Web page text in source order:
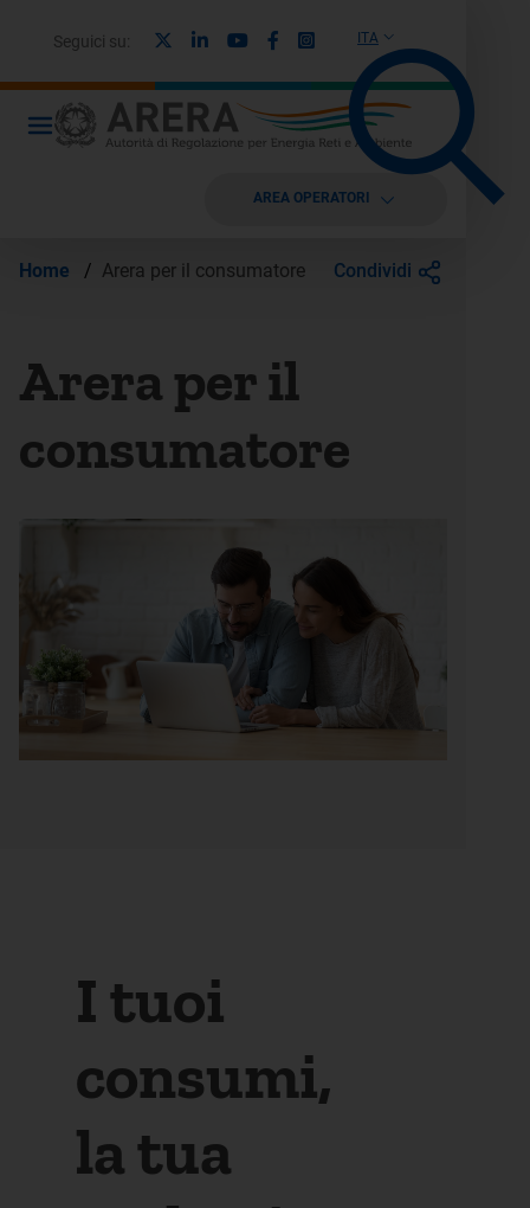
ITA
Seguici su: LinkedinYoutubeFacebook
Instagram
AREA OPERATORI
Home / Arera per il consumatore Condividi
Arera per il
consumatore
I tuoi
consumi,
la tua